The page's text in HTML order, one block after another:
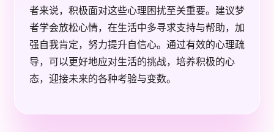
者来说，积极面对这些心理困扰至关重要。建议梦
者学会放松心情，在生活中多寻求支持与帮助，加
强自我肯定，努力提升自信心。通过有效的心理疏
导，可以更好地应对生活的挑战，培养积极的心
态，迎接未来的各种考验与变数。